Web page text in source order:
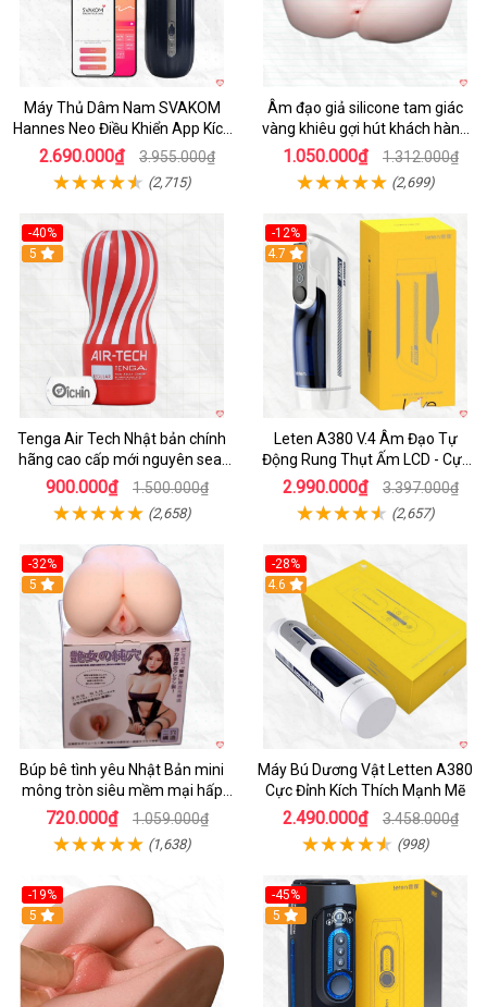
Máy Thủ Dâm Nam SVAKOM
Hannes Neo Điều Khiển App Kích
Thích
2.690.000₫ 3.955.000₫
(2,715)
Âm đạo giả silicone tam giác
vàng khiêu gợi hút khách hàng
nam
1.050.000₫ 1.312.000₫
(2,699)
-40%
Hot
5
Tenga Air Tech Nhật bản chính
hãng cao cấp mới nguyên seal
giá tốt
900.000₫ 1.500.000₫
(2,658)
-12%
Hot
4.7
Leten A380 V.4 Âm Đạo Tự
Động Rung Thụt Ấm LCD - Cực
Phê
2.990.000₫ 3.397.000₫
(2,657)
-32%
Hot
5
Búp bê tình yêu Nhật Bản mini
mông tròn siêu mềm mại hấp
dẫn
720.000₫ 1.059.000₫
(1,638)
-28%
Hot
4.6
Máy Bú Dương Vật Letten A380
Cực Đỉnh Kích Thích Mạnh Mẽ
2.490.000₫ 3.458.000₫
(998)
-19%
Hot
5
-45%
Hot
5